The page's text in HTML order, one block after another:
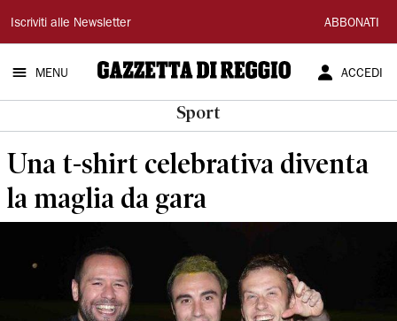
Gazzetta
di
Reggio
Iscriviti alle Newsletter ABBONATI
MENU ACCEDI
Sport
Una t-shirt celebrativa diventa
la maglia da gara